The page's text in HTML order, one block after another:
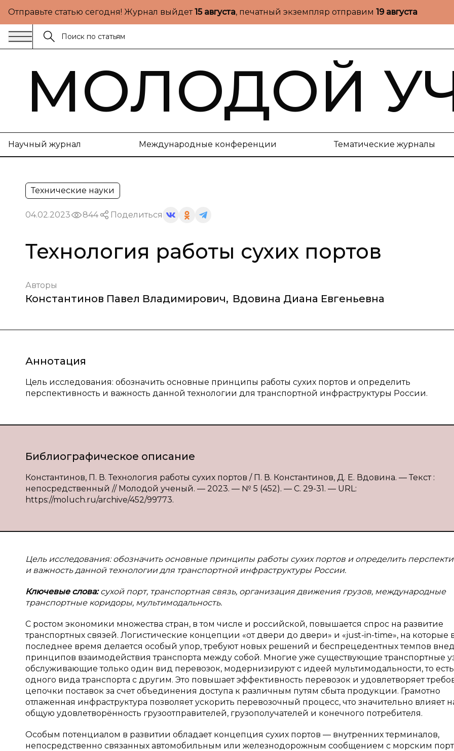
Отправьте статью сегодня! Журнал выйдет15 августа, печатный экземпляр отправим 19 августа
МОЛОДОЙ
Научный журнал Международные конференции Тематические журналы
Технические науки
04.02.2023 844 Поделиться
Технология работы сухих портов
Авторы
Константинов Павел Владимирович, Вдовина Диана Евгеньевна
Аннотация
Цель исследования: обозначить основные принципы работы сухих портов и определить
перспективность и важность данной технологии для транспортной инфраструктуры России.
Библиографическое описание
Константинов, П. В. Технология работы сухих портов / П. В. Константинов, Д. Е. Вдовина. — Текст :
непосредственный // Молодой ученый. — 2023. — № 5 (452). — С. 29-31. — URL:
https://moluch.ru/archive/452/99773.
Цель исследования: обозначить основные принципы работы сухих портов и определить
и важность данной технологии для транспортной инфраструктуры России.
Ключевые слова:сухой порт, транспортная связь, организация движения грузов, международные
транспортные коридоры, мультимодальность.
С ростом экономики множества стран, в том числе и российской, повышается спрос на развитие
транспортных связей. Логистические концепции «от двери до двери» и «just-in-time», на которые
последнее время делается особый упор, требуют новых решений и беспрецедентных темпов
принципов взаимодействия транспорта между собой. Многие уже существующие транспортные
обслуживающие только один вид перевозок, модернизируют с идеей мультимодальности, то
одного вида транспорта с другим. Это повышает эффективность перевозок и удовлетворяет
цепочки поставок за счет объединения доступа к различным путям сбыта продукции. Грамотно
отлаженная инфраструктура позволяет ускорить перевозочный процесс, что значительно влияет
общую удовлетворённость грузоотправителей, грузополучателей и конечного потребителя.
Особым потенциалом в развитии обладает концепция сухих портов — внутренних терминалов,
непосредственно связанных автомобильным или железнодорожным сообщением с морским